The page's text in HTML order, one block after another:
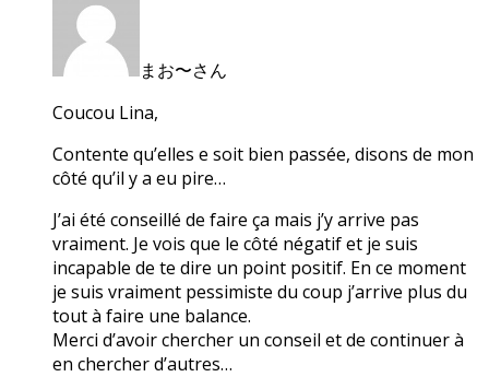
まお〜さん
Coucou Lina,
Contente qu’elles e soit bien passée, disons de mon
côté qu’il y a eu pire…
J’ai été conseillé de faire ça mais j’y arrive pas
vraiment. Je vois que le côté négatif et je suis
incapable de te dire un point positif. En ce moment
je suis vraiment pessimiste du coup j’arrive plus du
tout à faire une balance.
Merci d’avoir chercher un conseil et de continuer à
en chercher d’autres…